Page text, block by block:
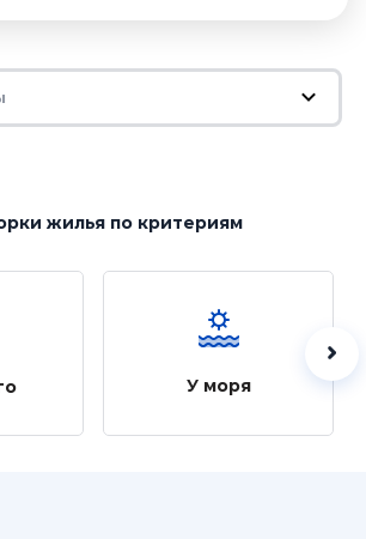
жильяпо критериям
У моря